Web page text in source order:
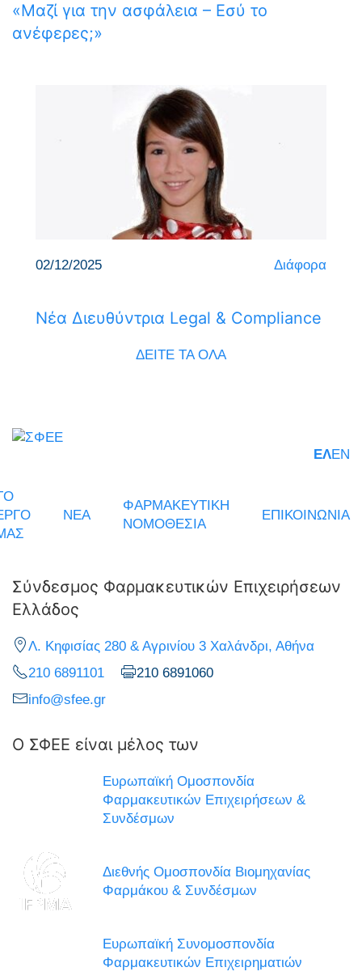
«Μαζί για την ασφάλεια – Εσύ το
ανέφερες;»
02/12/2025 Διάφορα
Νέα Διευθύντρια Legal & Compliance
ΔΕΙΤΕ ΤΑ ΟΛΑ
ΕΛEN
ΝΕΑ
ΦΑΡΜΑΚΕΥΤΙΚΗ
ΝΟΜΟΘΕΣΙΑ
ΕΠΙΚΟΙΝΩΝΙΑ
Σύνδεσμος Φαρμακευτικών Επιχειρήσεων
Ελλάδος
Λ. Κηφισίας 280 & Αγρινίου 3 Χαλάνδρι, Αθήνα
210 6891101
210 6891060
info@sfee.gr
Ο ΣΦΕΕ είναι μέλος των
Ευρωπαϊκή Ομοσπονδία
Φαρμακευτικών Επιχειρήσεων &
Συνδέσμων
Διεθνής Ομοσπονδία Βιομηχανίας
Φαρμάκου & Συνδέσμων
Ευρωπαϊκή Συνομοσπονδία
Φαρμακευτικών Επιχειρηματιών